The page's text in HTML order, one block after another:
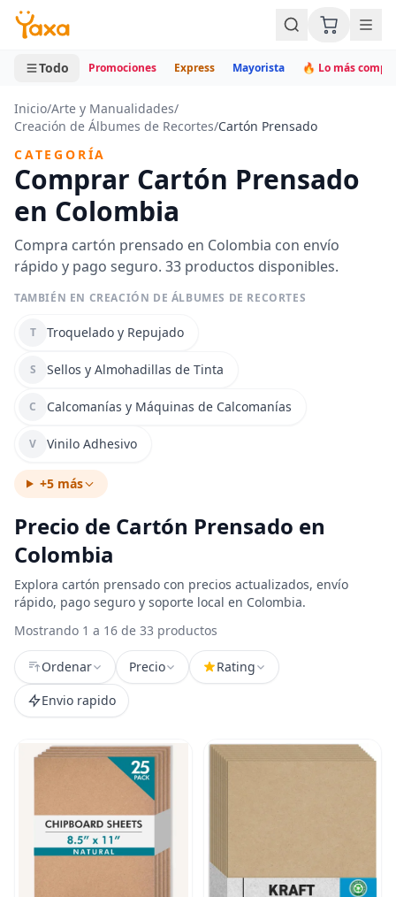
MINI CARRITO
0 productos
Todo Promociones Express Mayorista 🔥 Lo más
Inicio/Arte y Manualidades/
Creación de Álbumes de Recortes/Cartón Prensado
CATEGORÍA
Comprar Cartón Prensado
en Colombia
Compra cartón prensado en Colombia con envío
rápido y pago seguro. 33 productos disponibles.
TAMBIÉN EN CREACIÓN DE ÁLBUMES DE RECORTES
T Troquelado y Repujado
S Sellos y Almohadillas de Tinta
C Calcomanías y Máquinas de Calcomanías
V Vinilo Adhesivo
+5 más
Precio de Cartón Prensado en
Colombia
Explora cartón prensado con precios actualizados, envío
rápido, pago seguro y soporte local en Colombia.
Mostrando 1 a 16 de 33 productos
Ordenar Precio
Rating
Envio rapido